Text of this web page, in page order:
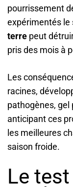
pourrissement
expérimentés le
terre peut
pris des mois à
Les
racines,
pathogènes, gel
anticipant ces
les meilleures
saison froide.
Le